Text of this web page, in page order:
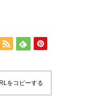
をコピーする